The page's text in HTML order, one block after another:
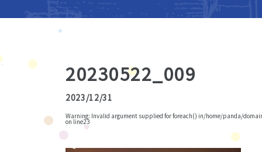
20230522_009
2023/12/31
Warning: Invalid argument supplied for foreach() in/home/panda/
on line23